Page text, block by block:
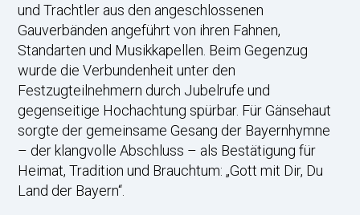
und Trachtler aus den angeschlossenen
Gauverbänden angeführt von ihren Fahnen,
Standarten und Musikkapellen. Beim Gegenzug
wurde die Verbundenheit unter den
Festzugteilnehmern durch Jubelrufe und
gegenseitige Hochachtung spürbar. Für Gänsehaut
sorgte der gemeinsame Gesang der Bayernhymne
– der klangvolle Abschluss – als Bestätigung für
Heimat, Tradition und Brauchtum: „Gott mit Dir, Du
Land der Bayern“.